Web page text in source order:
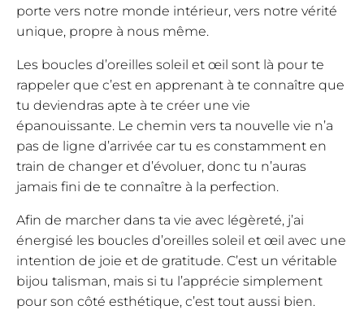
porte vers notre monde intérieur, vers notre vérité
unique, propre à nous même.
Les boucles d’oreilles soleil et œil sont là pour te
rappeler que c’est en apprenant à te connaître que
tu deviendras apte à te créer une vie
épanouissante. Le chemin vers ta nouvelle vie n’a
pas de ligne d’arrivée car tu es constamment en
train de changer et d’évoluer, donc tu n’auras
jamais fini de te connaître à la perfection.
Afin de marcher dans ta vie avec légèreté, j’ai
énergisé les boucles d’oreilles soleil et œil avec une
intention de joie et de gratitude. C’est un véritable
bijou talisman, mais si tu l’apprécie simplement
pour son côté esthétique, c’est tout aussi bien.